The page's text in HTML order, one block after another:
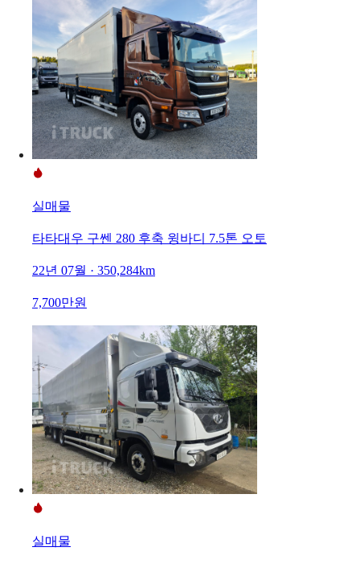
실매물
타타대우 구쎈 280 후축 윙바디 7.5톤 오토
22년 07월 · 350,284km
7,700만원
실매물